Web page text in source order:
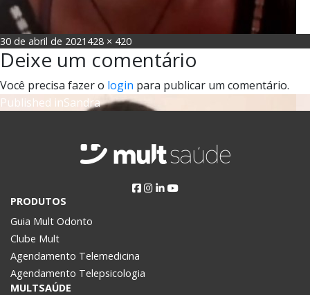
Posted
on
30 de abril de 2021 Full
size
428 × 420
Deixe um comentário
Você precisa fazer o login para publicar um comentário.
Navegação
Published inSandra
PRODUTOS
Guia Mult Odonto
Clube Mult
Agendamento Telemedicina
Agendamento Telepsicologia
MULTSAÚDE